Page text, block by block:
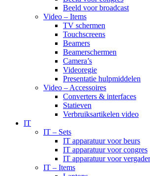
Beeld voor broadcast
Video – Items
TV schermen
Touchscreens
Beamers
Beamerschermen
Camera’s
Videoregie
Presentatie hulpmiddelen
Video – Accessoires
Converters & interfaces
Statieven
Verbruiksartikelen video
IT
IT – Sets
IT apparatuur voor beurs
IT apparatuur voor congres
IT apparatuur voor
IT – Items